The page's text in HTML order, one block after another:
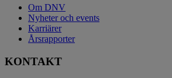
Om DNV
Nyheter och events
Karriärer
Årsrapporter
KONTAKT